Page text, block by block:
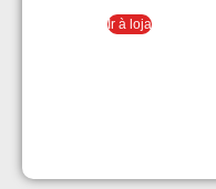
Ir à loja